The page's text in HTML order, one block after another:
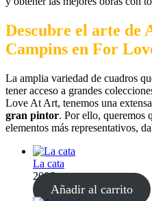
Descubre el arte de
Campins en For
La amplia variedad de cuadros
tener acceso a grandes
Love At Art, tenemos una
gran pintor. Por ello, queremos
elementos más representativos,
La cata
200€
Añadir al carrito